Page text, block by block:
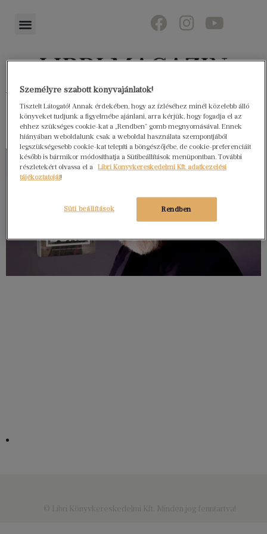
Könyvektől az olvasókig
Személyre szabott könyvajánlatok!
Tisztelt Látogató! Annak érdekében, hogy az ízléséhez minél közelebb álló
könyveket tudjunk a figyelmébe ajánlani, arra kérjük, hogy fogadja el az
ehhez szükséges cookie-kat a „Rendben” gomb megnyomásával. Ennek
hiányában weboldalunk csak a weboldal használata szempontjából
legszükségesebb cookie-kat telepíti a böngészőjébe, de cookie-preferenciáit
később is bármikor módosíthatja a Sütibeállítások menüpontban. További
részletekért olvassa el a
Libri Könyvkereskedelmi Kft. adatkezelési
tájékoztatóját!
Rendben
Süti beállítások